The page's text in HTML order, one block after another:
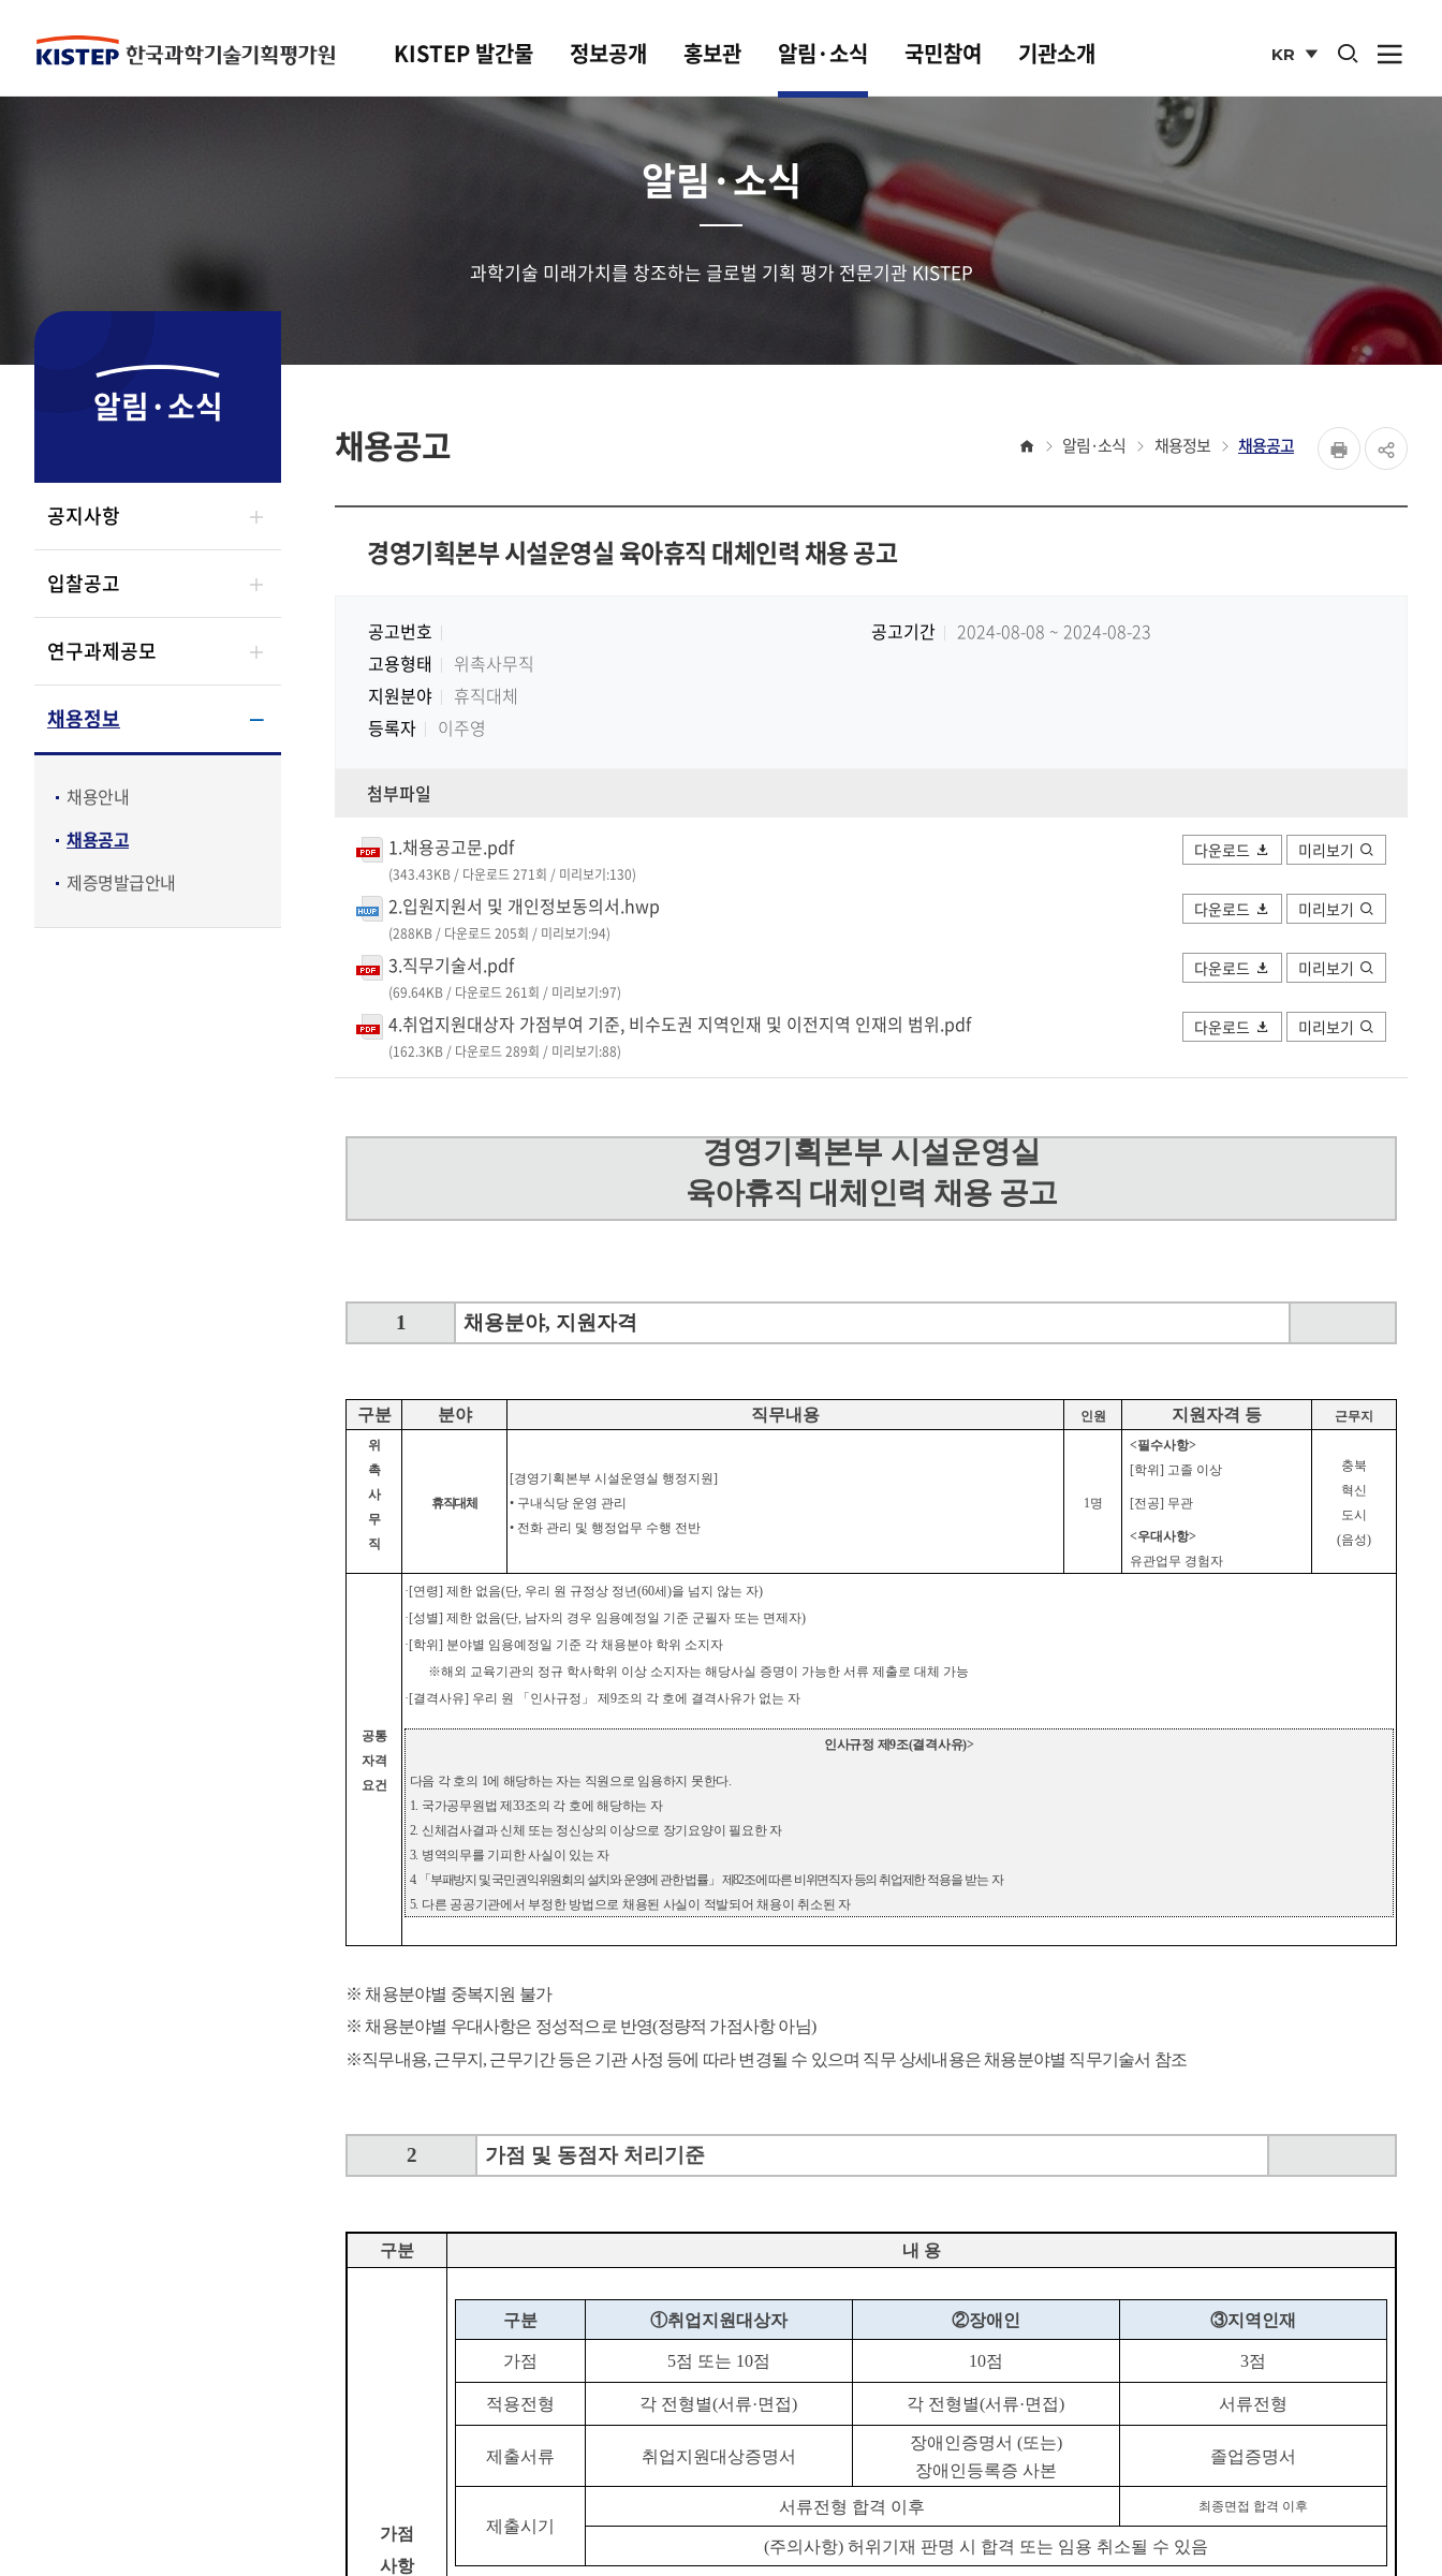
KISTEP 발간물 정보공개 홍보관 알림·소식 국민참여 기관소개
KR
사이트
통합검색 열기
사
열기
알림·소식
과학기술 미래가치를 창조하는 글로벌 기획 평가 전문기관 KISTEP
알림·소식
공지사항
입찰공고
연구과제공모
채용정보
채용안내
채용공고
제증명발급안내
채용공고 홈 알림·소식 채용정보 채용공고
페이지
경영기획본부 시설운영실 육아휴직 대체인력 채용 공고
공고번호 공고기간
2024-08-08 ~ 2024-08-23
고용형태
위촉사무직
지원분야
휴직대체
등록자
이주영
첨부파일
1.채용공고문.pdf
(343.43KB / 다운로드 271회 / 미리보기:130)
다운로드 미리보기
2.입원지원서 및 개인정보동의서.hwp
(288KB / 다운로드 205회 / 미리보기:94)
다운로드 미리보기
3.직무기술서.pdf
(69.64KB / 다운로드 261회 / 미리보기:97)
다운로드 미리보기
4.취업지원대상자 가점부여 기준, 비수도권 지역인재 및 이전지역 인재의 범위.pdf
(162.3KB / 다운로드 289회 / 미리보기:88)
다운로드 미리보기
경영기획본부 시설운영실
육아휴직 대체인력 채용 공고
1 채용분야, 지원자격
구분 분야 직무내용 인원 지원자격 등
근무지
위
촉
사
무
직
휴직대체
[경영기획본부 시설운영실 행정지원]
• 구내식당 운영 관리
• 전화 관리 및 행정업무 수행 전반
1명
<필수사항>
[학위 ] 고졸 이상
[전공] 무관
<우대사항>
유관업무 경험자
충북
혁신
도시
(음성)
공통
자격
요건
· [연령] 제한 없음(단, 우리 원 규정상 정년(60세 )을 넘지 않는 자)
· [성별] 제한 없음(단, 남자의 경우 임용예정일 기준 군필자 또는 면제자)
· [학위 ] 분야별 임용예정일 기준 각 채용분야 학위 소지자
※해외 교육기관의 정규 학사학위 이상 소지자는 해당사실 증명이 가능한 서류 제출로 대체 가능
· [결격사유] 우리 원 「 인사규정 」 제 9조의 각 호에 결격사유가 없는 자
인사규정 제9조(결격사유)>
다음 각 호의 1에 해당하는 자는 직원으로 임용하지 못한다.
1. 국가공무원법 제 33조의 각 호에 해당하는 자
2. 신체검사결과 신체 또는 정신상의 이상으로 장기요양이 필요한 자
3. 병역의무를 기피한 사실이 있는 자
4.
「 부패방지 및 국민권익위원회의 설치와 운영에 관한 법률 」 제82조에 따른 비위면직자 등의 취업제한 적용을 받는 자
5. 다른 공공기관에서 부정한 방법으로 채용된 사실이 적발되어 채용이 취소된 자
※ 채용분야별 중복지원 불가
※ 채용분야별 우대사항은 정성적으로 반영(정량적 가점사항 아님)
※직무내용, 근무지 , 근무기간 등은 기관 사정 등에 따라 변경될 수 있으며 직무 상세내용은 채용분야별 직무기술서 참조
2 가점 및 동점자 처리기준
구분 내 용
가점
사항
구분 ①취업지원대상자 ②장애인 ③지역인재
가점 5점 또는 10점 10점 3점
적용전형 각 전형별(서류·면접) 각 전형별(서류·면접) 서류전형
제출서류 취업지원대상증명서
장애인증명서 (또는)
장애인등록증 사본
졸업증명서
제출시기
서류전형 합격 이후 최종면접 합격 이후
(주의사항) 허위기재 판명 시 합격 또는 임용 취소될 수 있음